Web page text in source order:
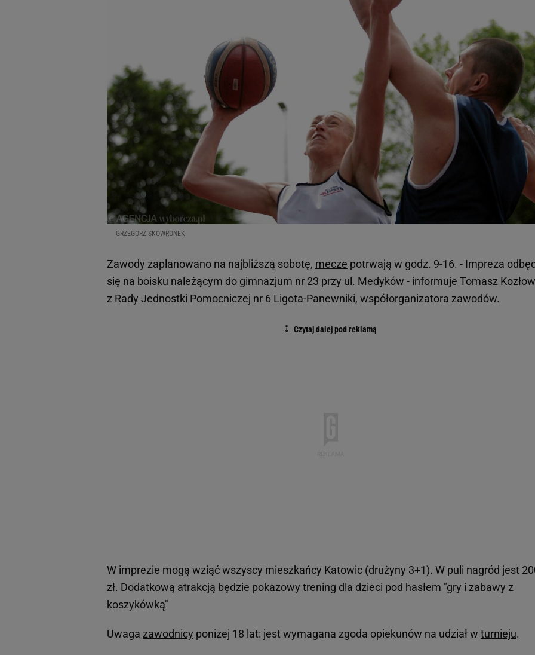
GRZEGORZ SKOWRONEK
Zawody zaplanowano na najbliższą sobotę, mecze potrwają w godz. 9-16. - Impreza
się na boisku należącym do gimnazjum nr 23 przy ul. Medyków - informuje Tomasz
z Rady Jednostki Pomocniczej nr 6 Ligota-Panewniki, współorganizatora zawodów.
W imprezie mogą wziąć wszyscy mieszkańcy Katowic (drużyny 3+1). W puli nagród jest
zł. Dodatkową atrakcją będzie pokazowy trening dla dzieci pod hasłem "gry i zabawy z
koszykówką"
Uwaga zawodnicy poniżej 18 lat: jest wymagana zgoda opiekunów na udział w turnieju.